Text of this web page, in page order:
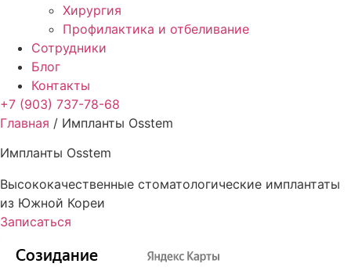
Хирургия
Профилактика и отбеливание
Сотрудники
Блог
Контакты
+7 (903) 737-78-68
Главная / Импланты Osstem
Импланты Osstem
Высококачественные стоматологические имплантаты
из Южной Кореи
Записаться